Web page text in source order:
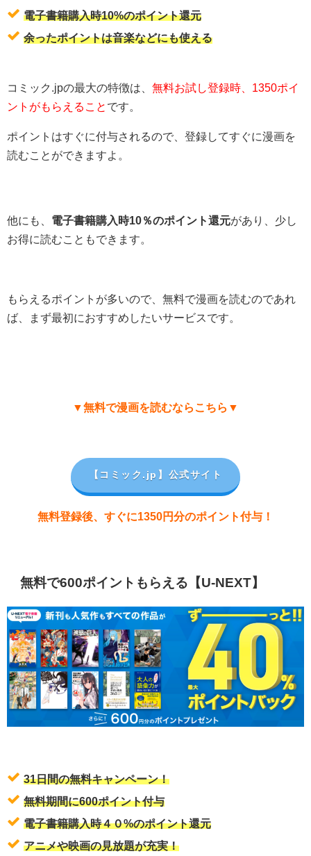
電子書籍購入時10%のポイント還元
余ったポイントは音楽などにも使える
コミック.jpの最大の特徴は、 無料お試し登録時、1350ポイ
ントがもらえること です。
ポイントはすぐに付与されるので、登録してすぐに漫画を
読むことができますよ。
他にも、 電子書籍購入時10％のポイント還元があり、少し
お得に読むこともできます。
もらえるポイントが多いので、無料で漫画を読むのであれ
ば、まず最初におすすめしたいサービスです。
▼無料で漫画を読むならこちら▼
【コミック.jp 】公式サイト
無料登録後、すぐに1350円分のポイント付与！
無料で600ポイントもらえる【U-NEXT】
31日間の無料キャンペーン！
無料期間に600ポイント付与
電子書籍購入時４０%のポイント還元
アニメや映画の見放題が充実！